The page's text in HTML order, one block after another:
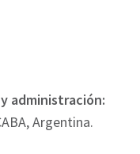
administración:
Argentina.